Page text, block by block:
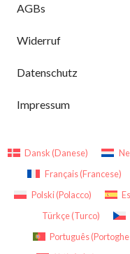
AGBs
Widerruf
Datenschutz
Impressum
Dansk (Danese)
Français(Francese)
Polski(Polacco)
Türkçe(Turco)
Português(